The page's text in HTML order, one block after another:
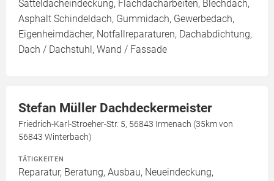
Satteldacheindeckung, Flachdacharbeiten, Blechdach,
Asphalt Schindeldach, Gummidach, Gewerbedach,
Eigenheimdächer, Notfallreparaturen, Dachabdichtung,
Dach / Dachstuhl, Wand / Fassade
Stefan Müller Dachdeckermeister
Friedrich-Karl-Stroeher-Str. 5, 56843 Irmenach (35km von
56843 Winterbach)
TÄTIGKEITEN
Reparatur, Beratung, Ausbau, Neueindeckung,